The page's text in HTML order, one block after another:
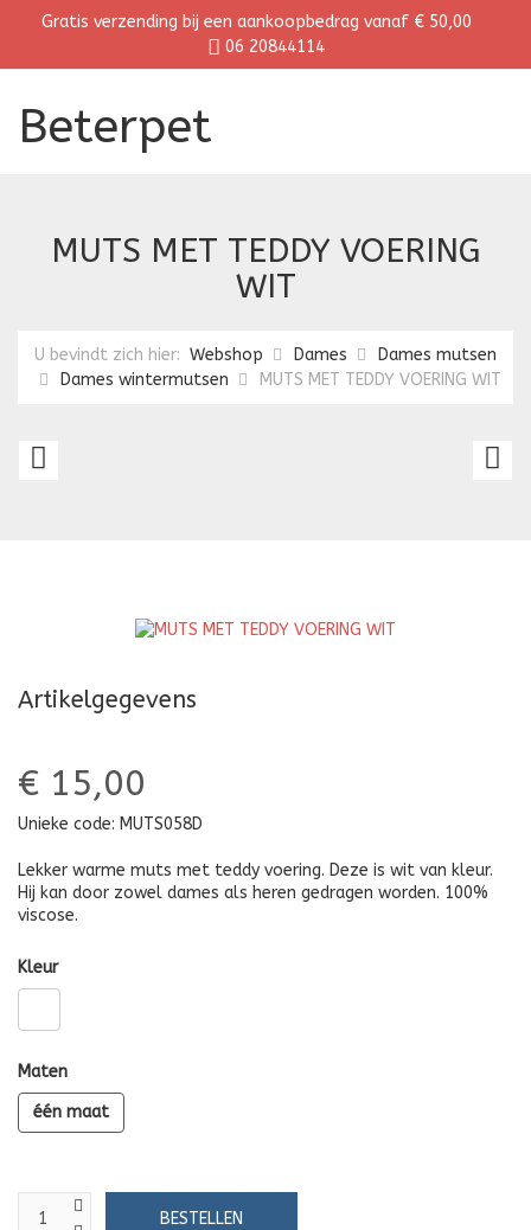
Gratis verzending bij een aankoopbedrag vanaf € 50,00
06 20844114
Beterpet
MUTS MET TEDDY VOERING
WIT
U bevindt zich hier: Webshop Dames
Dames mutsen
Dames wintermutsen
MUTS MET TEDDY VOERING WIT
Artikelgegevens
€ 15,00
Unieke code: MUTS058D
Lekker warme muts met teddy voering. Deze is wit van kleur.
Hij kan door zowel dames als heren gedragen worden. 100%
viscose.
Kleur
Maten
één maat